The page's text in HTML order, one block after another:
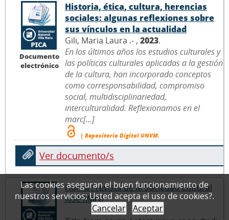
Documento
electrónico
Historia, ética, cultura, herencias
sociales: algunas reflexiones sobre
sus vínculos en la actualidad
Gili, Maria Laura .- , 2023.
En los últimos años los estudios culturales y
las políticas culturales aplicadas a la gestión
de la cultura, han incorporado conceptos
como corresponsabilidad, compromiso
social, multidisciplinariedad,
interculturalidad. Reflexionamos en el
marc[...]
| Repositorio Digital UNVM.
Ver documento/s
Honra : revista de la Sociedad Cultural
José Martí
Las cookies aseguran el buen funcionamiento de
nuestros servicios; Usted acepta el uso de cookies?.
Cancelar
Aceptar